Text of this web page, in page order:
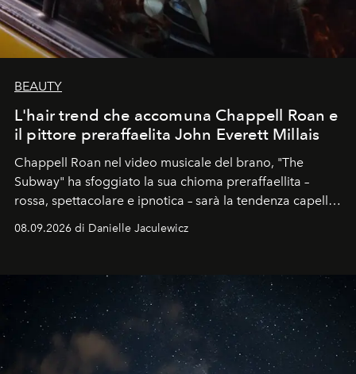
BEAUTY
L'hair trend che accomuna Chappell Roan e
il pittore preraffaelita John Everett Millais
Chappell Roan nel video musicale del brano, "The
Subway" ha sfoggiato la sua chioma preraffaellita –
rossa, spettacolare e ipnotica – sarà la tendenza capelli
dell'autunno?
08.09.2026 di Danielle Jaculewicz